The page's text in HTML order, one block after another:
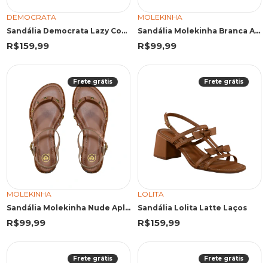
DEMOCRATA
Sandália Democrata Lazy Conhaque
R$159,99
MOLEKINHA
Sandália Molekinha Branca Aplicações Douradas
R$99,99
Frete grátis
MOLEKINHA
Sandália Molekinha Nude Aplicações Douradas
R$99,99
Frete grátis
LOLITA
Sandália Lolita Latte Laços
R$159,99
Frete grátis Frete grátis